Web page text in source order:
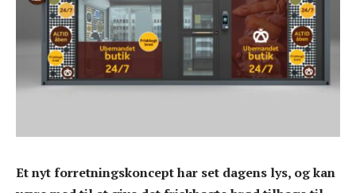
Et nyt forretningskoncept har set dagens lys, og kan